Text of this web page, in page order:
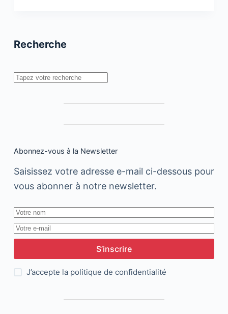
Recherche
Rechercher
Abonnez-vous à la Newsletter
Saisissez votre adresse e-mail ci-dessous pour
vous abonner à notre newsletter.
S’inscrire
J’accepte la politique de confidentialité